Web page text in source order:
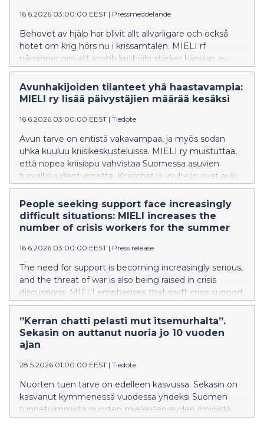
16.6.2026 03:00:00 EEST | Pressmeddelande
Behovet av hjälp har blivit allt allvarligare och också
hotet om krig hörs nu i krissamtalen. MIELI rf
påminner om att snabb krishjälp stärker känslan av
trygghet hos dem som bor i Finland. Krischatten och
kristelefonen är öppna genom hela sommaren.
Avunhakijoiden tilanteet yhä haastavampia:
MIELI ry lisää päivystäjien määrää kesäksi
16.6.2026 03:00:00 EEST | Tiedote
Avun tarve on entistä vakavampaa, ja myös sodan
uhka kuuluu kriisikeskusteluissa. MIELI ry muistuttaa,
että nopea kriisiapu vahvistaa Suomessa asuvien
turvallisuudentunnetta. Kriisichat ja -puhelin ovat auki
läpi kesän.
People seeking support face increasingly
difficult situations: MIELI increases the
number of crisis workers for the summer
16.6.2026 03:00:00 EEST | Press release
The need for support is becoming increasingly serious,
and the threat of war is also being raised in crisis
discussions. MIELI emphasises that swift crisis support
strengthens the sense of safety among people living
in Finland. The MIELI Crisis Chat and MIELI Crisis
Helpline will remain open throughout the summer.
”Kerran chatti pelasti mut itsemurhalta”.
Sekasin on auttanut nuoria jo 10 vuoden
ajan
28.5.2026 01:00:00 EEST | Tiedote
Nuorten tuen tarve on edelleen kasvussa. Sekasin on
kasvanut kymmenessä vuodessa yhdeksi Suomen
tunnetuimmista nuorten mielenterveyden ilmiöistä.